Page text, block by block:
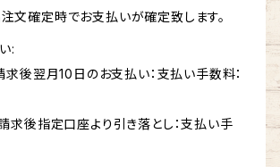
文確定時でお支払いが確定致します。
:
求後翌月10日のお支払い：支払い手数料：
求後指定口座より引き落とし：支払い手